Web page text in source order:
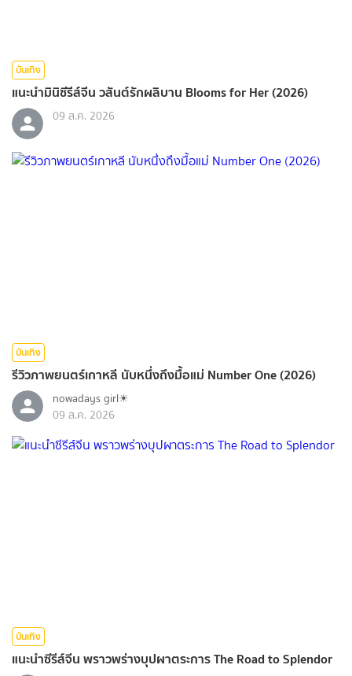
บันเทิง
แนะนำมินิซีรีส์จีน วสันต์รักผลิบาน Blooms for Her (2026)
09 ส.ค. 2026
บันเทิง
รีวิวภาพยนตร์เกาหลี นับหนึ่งถึงมื้อแม่ Number One (2026)
nowadays girl☀︎︎
09 ส.ค. 2026
บันเทิง
แนะนำซีรีส์จีน พราวพร่างบุปผาตระการ The Road to Splendor